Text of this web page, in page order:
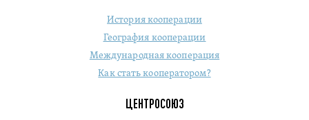
История кооперации
География кооперации
Международная кооперация
Как стать кооператором?
ЦЕНТРОСОЮЗ